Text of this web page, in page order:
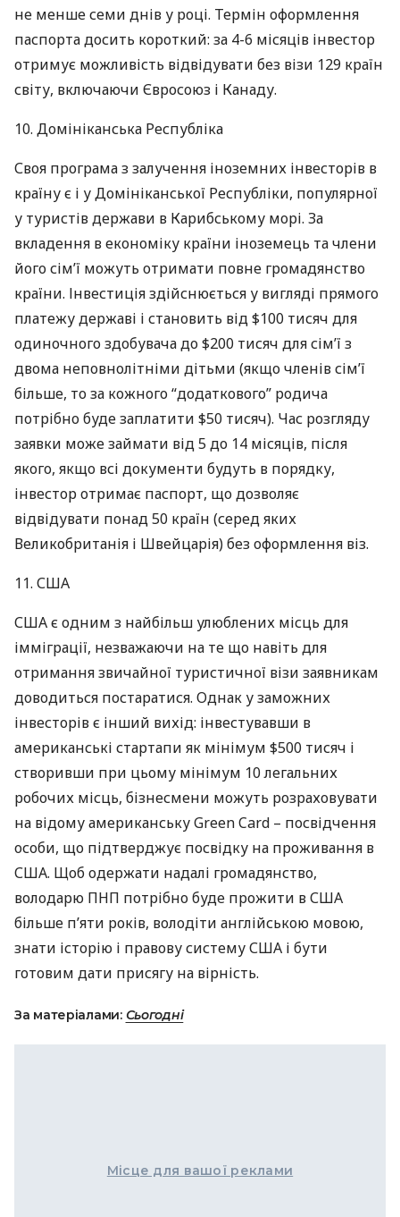
не менше семи днів у році. Термін оформлення
паспорта досить короткий: за 4-6 місяців інвестор
отримує можливість відвідувати без візи 129 країн
світу, включаючи Євросоюз і Канаду.
10. Домініканська Республіка
Своя програма з залучення іноземних інвесторів в
країну є і у Домініканської Республіки, популярної
у туристів держави в Карибському морі. За
вкладення в економіку країни іноземець та члени
його сім’ї можуть отримати повне громадянство
країни. Інвестиція здійснюється у вигляді прямого
платежу державі і становить від $100 тисяч для
одиночного здобувача до $200 тисяч для сім’ї з
двома неповнолітніми дітьми (якщо членів сім’ї
більше, то за кожного “додаткового” родича
потрібно буде заплатити $50 тисяч). Час розгляду
заявки може займати від 5 до 14 місяців, після
якого, якщо всі документи будуть в порядку,
інвестор отримає паспорт, що дозволяє
відвідувати понад 50 країн (серед яких
Великобританія і Швейцарія) без оформлення віз.
11. США
СШАє одним з найбільш улюблених місць для
імміграції, незважаючи на те що навіть для
отримання звичайної туристичної візи заявникам
доводиться постаратися. Однак у заможних
інвесторів є інший вихід: інвестувавши в
американські стартапи як мінімум $500 тисяч і
створивши при цьому мінімум 10 легальних
робочих місць, бізнесмени можуть розраховувати
на відому американську Green Card – посвідчення
особи, що підтверджує посвідку на проживання в
США. Щоб одержати надалі громадянство,
володарю ПНП потрібно буде прожити вСША
більше п’яти років, володіти англійською мовою,
знати історію і правову системуСША і бути
готовим дати присягу на вірність.
За матеріалами: Сьогодні
Місце для вашої реклами